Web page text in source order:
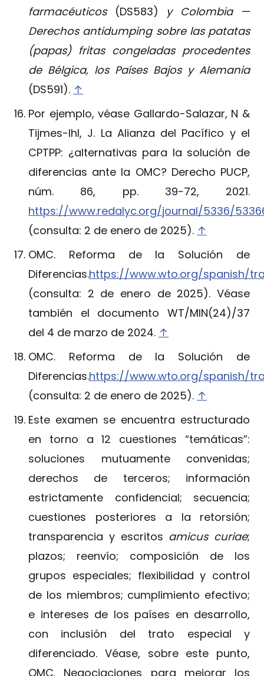
farmacéuticos (DS583) y Colombia —
Derechos antidumping sobre las patatas
(papas) fritas congeladas procedentes
de Bélgica, los Países Bajos y Alemania
(DS591). ↑
Por ejemplo, véase Gallardo-Salazar, N &
Tijmes-Ihl, J. La Alianza del Pacífico y el
CPTPP: ¿alternativas para la solución de
diferencias ante la OMC? Derecho PUCP,
núm. 86, pp. 39-72, 2021.
https://www.redalyc.org/journal/5336/
(consulta: 2 de enero de 2025). ↑
OMC. Reforma de la Solución de
Diferencias.https://www.wto.org/spanish/
(consulta: 2 de enero de 2025). Véase
también el documento WT/MIN(24)/37
del 4 de marzo de 2024. ↑
OMC. Reforma de la Solución de
Diferencias.https://www.wto.org/spanish/
(consulta: 2 de enero de 2025). ↑
Este examen se encuentra estructurado
en torno a 12 cuestiones “temáticas”:
soluciones mutuamente convenidas;
derechos de terceros; información
estrictamente confidencial; secuencia;
cuestiones posteriores a la retorsión;
transparencia y escritos amicus curiae;
plazos; reenvío; composición de los
grupos especiales; flexibilidad y control
de los miembros; cumplimiento efectivo;
e intereses de los países en desarrollo,
con inclusión del trato especial y
diferenciado. Véase, sobre este punto,
OMC. Negociaciones para mejorar los